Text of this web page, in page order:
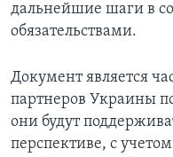
дальнейшие шаги в
обязательствами.
Документ является
партнеров Украины
они будут
перспективе, с